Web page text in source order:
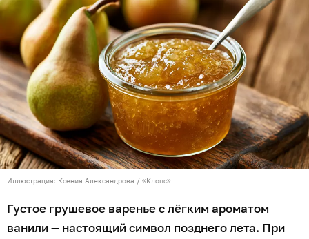
Иллюстрация: Ксения Александрова / «Клопс»
Густое грушевое варенье с лёгким ароматом
ванили — настоящий символ позднего лета. При